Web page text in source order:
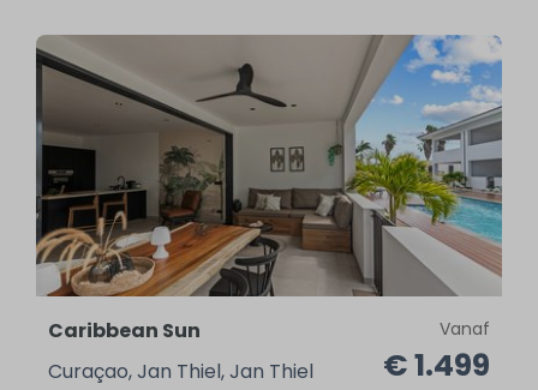
Vanaf
€ 1.499
Caribbean Sun
Curaçao, Jan Thiel, Jan Thiel